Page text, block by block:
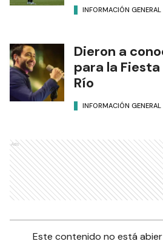
INFORMACIÓN GENERAL
Dieron a
para la Fiesta
Río
INFORMACIÓN GENERAL
Ads
Este contenido no está